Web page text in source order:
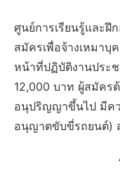
ศูนย์การเรียนรู้และฝึ
สมัครเพื่อจ้างเหมาบุ
หน้าที่ปฏิบัติงานประช
12,000 บาท ผู้สมัคร
อนุปริญญาขึ้นไป มีค
อนุญาตขับขี่รถยนต์)